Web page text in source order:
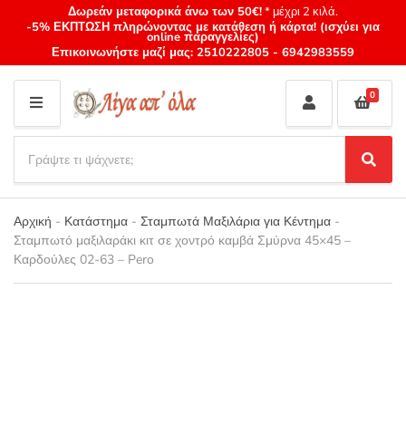
Δωρεάν μεταφορικά άνω των 50€!* μέχρι 2 κιλά.
-5% ΕΚΠΤΩΣΗ πληρώνοντας με κατάθεση ή κάρτα! (ισχύει για
online παραγγελίες)
Επικοινωνήστε μαζί μας: 2510222805 - 6942983559
M
E
N
U
Category
name
a
r
c
h
p
r
S
e
a
0
Αρχική - Κατάστημα - Σταμπωτά Μαξιλάρια για Κέντημα -
Σταμπωτό μαξιλαράκι κιτ σε χοντρό καμβά Σμύρνα 45×45 –
Καρδούλες 02-63 – Pero